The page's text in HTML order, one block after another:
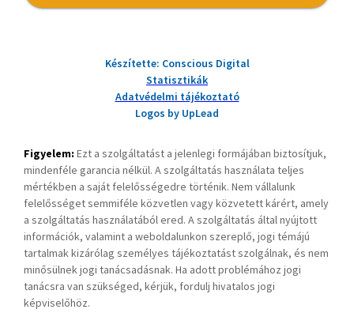
Készítette: Conscious Digital
Statisztikák
Adatvédelmi tájékoztató
Logos by UpLead
Figyelem: Ezt a szolgáltatást a jelenlegi formájában biztosítjuk,
mindenféle garancia nélkül. A szolgáltatás használata teljes
mértékben a saját felelősségedre történik. Nem vállalunk
felelősséget semmiféle közvetlen vagy közvetett kárért, amely
a szolgáltatás használatából ered. A szolgáltatás által nyújtott
információk, valamint a weboldalunkon szereplő, jogi témájú
tartalmak kizárólag személyes tájékoztatást szolgálnak, és nem
minősülnek jogi tanácsadásnak. Ha adott problémához jogi
tanácsra van szükséged, kérjük, fordulj hivatalos jogi
képviselőhöz.